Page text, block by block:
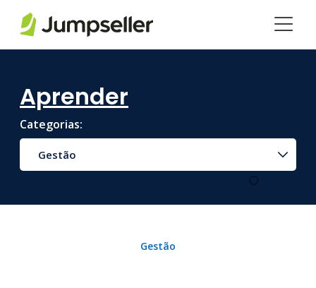
Aprender
Categorias:
Gestão
Gestão